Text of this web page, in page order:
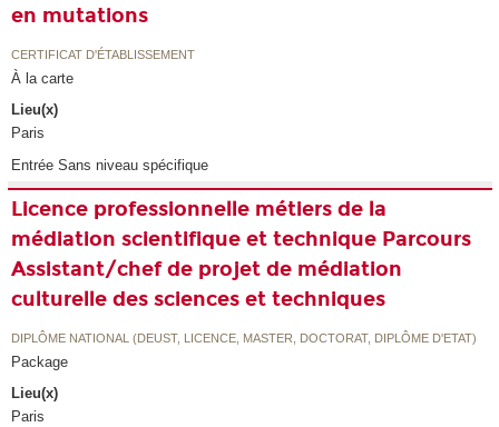
en mutations
CERTIFICAT D'ÉTABLISSEMENT
À la carte
Lieu(x)
Paris
Entrée Sans niveau spécifique
Licence professionnelle métiers de la
médiation scientifique et technique Parcours
Assistant/chef de projet de médiation
culturelle des sciences et techniques
DIPLÔME NATIONAL (DEUST, LICENCE, MASTER, DOCTORAT, DIPLÔME D'ETAT)
Package
Lieu(x)
Paris